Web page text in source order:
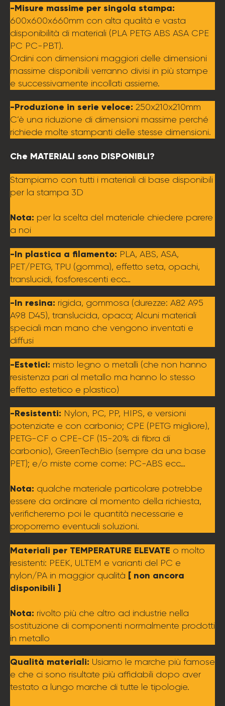
-Misure massime per singola stampa:
600x600x660mm con alta qualità e vasta
disponibilità di materiali (PLA PETG ABS ASA CPE
PC PC-PBT).
Ordini con dimensioni maggiori delle dimensioni
massime disponibili verranno divisi in più stampe
e successivamente incollati assieme.
-Produzione in serie veloce: 250x210x210mm
C’è una riduzione di dimensioni massime perché
richiede molte stampanti delle stesse dimensioni.
Che MATERIALI sono DISPONIBLI?
Stampiamo con tutti i materiali di base disponibili
per la stampa 3D
Nota: per la scelta del materiale chiedere parere
a noi
-In plastica a filamento: PLA, ABS, ASA,
PET/PETG, TPU (gomma), effetto seta, opachi,
translucidi, fosforescenti ecc…
-In resina: rigida, gommosa (durezze: A82 A95
A98 D45), translucida, opaca; Alcuni materiali
speciali man mano che vengono inventati e
diffusi
-Estetici: misto legno o metalli (che non hanno
resistenza pari al metallo ma hanno lo stesso
effetto estetico e plastico)
-Resistenti: Nylon, PC, PP, HIPS, e versioni
potenziate e con carbonio; CPE (PETG migliore),
PETG-CF o CPE-CF (15-20% di fibra di
carbonio), GreenTechBio (sempre da una base
PET); e/o miste come come: PC-ABS ecc…
Nota: qualche materiale particolare potrebbe
essere da ordinare al momento della richiesta,
verificheremo poi le quantità necessarie e
proporremo eventuali soluzioni.
Materiali per TEMPERATURE ELEVATE o molto
resistenti: PEEK, ULTEM e varianti del PC e
nylon/PA in maggior qualità [ non ancora
disponibili ]
Nota: rivolto più che altro ad industrie nella
sostituzione di componenti normalmente prodotti
in metallo
Qualità materiali: Usiamo le marche più famose
e che ci sono risultate più affidabili dopo aver
testato a lungo marche di tutte le tipologie.